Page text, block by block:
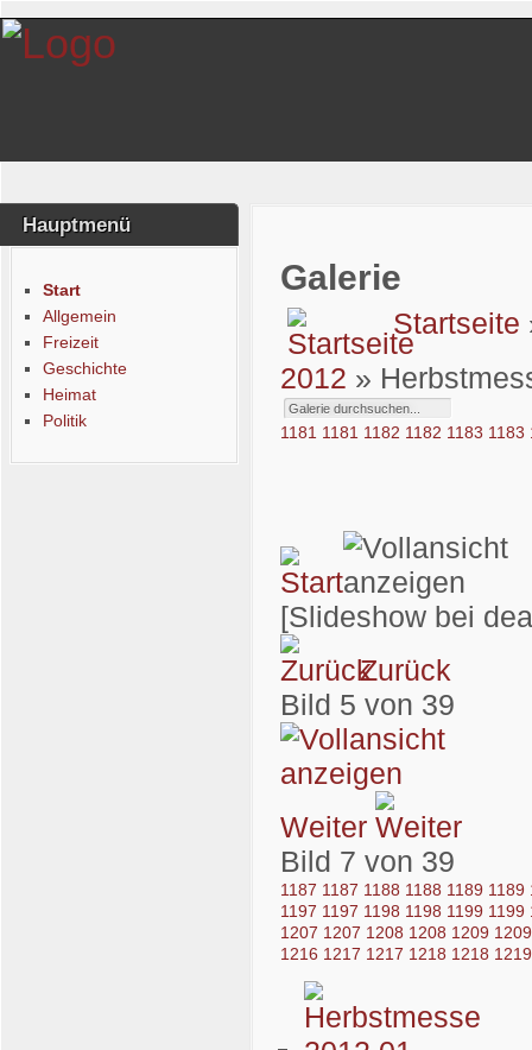
Hauptmenü
Start
Allgemein
Freizeit
Geschichte
Heimat
Politik
Galerie
Startseite
2012 »
1181 1181 1182 1182 1183 1183
[Slideshow bei
Zurück
Bild 5 von 39
Weiter
Bild 7 von 39
1187 1187 1188 1188 1189 1189
1197 1197 1198 1198 1199 1199
1207 1207 1208 1208 1209 1209
1216 1217 1217 1218 1218 1219